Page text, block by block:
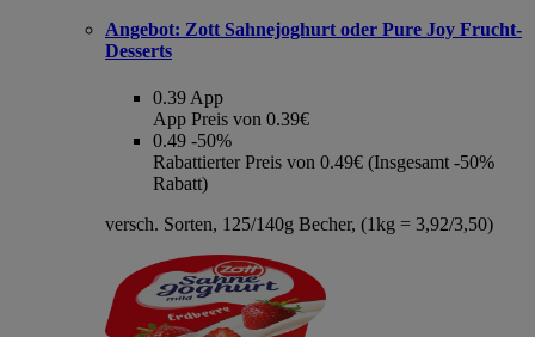
Angebot: Zott Sahnejoghurt oder Pure Joy Frucht-
Desserts
0.39 App
App Preis von 0.39€
0.49 -50%
Rabattierter Preis von 0.49€ (Insgesamt -50%
Rabatt)
versch. Sorten, 125/140g Becher, (1kg = 3,92/3,50)